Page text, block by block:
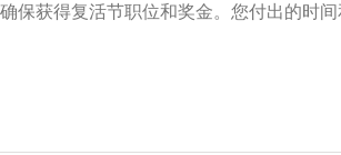
保获得复活节职位和奖金。您付出的时